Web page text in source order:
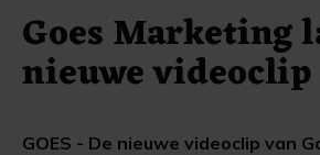
Goes Marketing
nieuwe videoclip
GOES - De nieuwe videoclip van